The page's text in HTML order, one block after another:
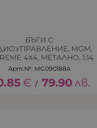
БЪГИ С
MGM,
4X4, МЕТАЛНО, 1:14
Арт.№: MG090188A
€ / 79.90лв.